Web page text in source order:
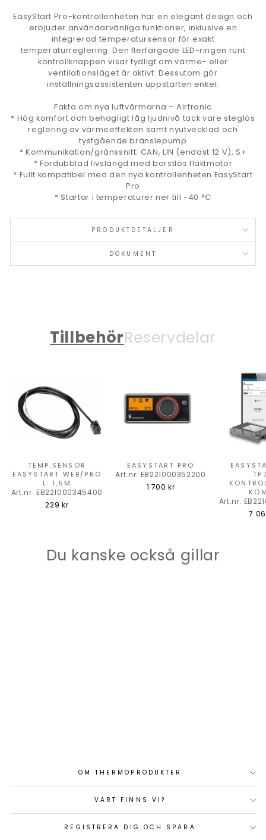
EasyStart Pro-kontrollenheten har en elegant design och
erbjuder användarvänliga funktioner, inklusive en
integrerad temperatursensor för exakt
temperaturreglering. Den flerfärgade LED-ringen runt
kontrollknappen visar tydligt om värme- eller
ventilationsläget är aktivt. Dessutom gör
inställningsassistenten uppstarten enkel.
Fakta om nya luftvärmarna – Airtronic
* Hög komfort och behagligt låg ljudnivå tack vare steglös
reglering av värmeeffekten samt nyutvecklad och
tystgående bränslepump
* Kommunikation/gränssnitt: CAN, LIN (endast 12 V), S+
* Fördubblad livslängd med borstlös fläktmotor
* Fullt kompatibel med den nya kontrollenheten EasyStart
Pro
* Startar i temperaturer ner till -40 °C
PRODUKTDETALJER
DOKUMENT
TillbehörReservdelar
TEMP.SENSOR
EASYSTART WEB/PRO
L: 1,5M
Art.nr: EB221000345400
229 kr
EASYSTART PRO
Art.nr: EB221000352200
1 700 kr
Art.nr:
7
Du kanske också gillar
OM THERMOPRODUKTER
VART FINNS VI?
REGISTRERA DIG OCH SPARA